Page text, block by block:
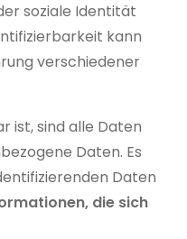
soziale Identität
kann
verschiedener
ist, sind alle Daten
Daten. Es
Daten
die sich